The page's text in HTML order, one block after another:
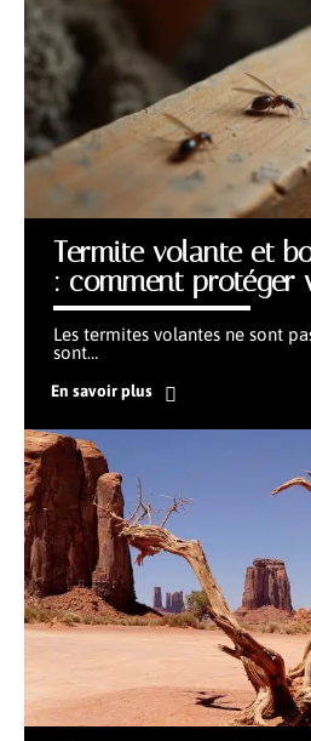
Termite volante et
: comment protéger
Les termites volantes ne sont
sont…
En savoir plus